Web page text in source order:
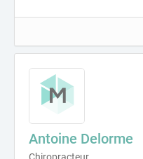
Antoine Delorme